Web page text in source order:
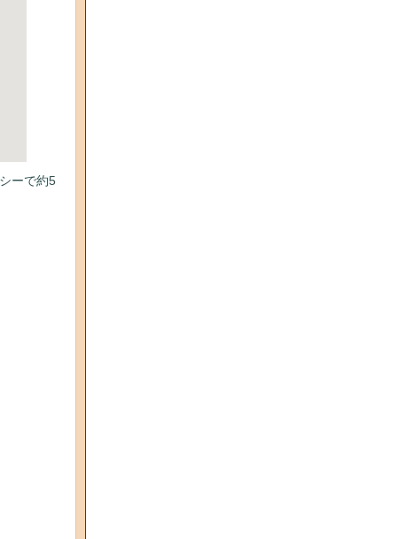
ーで約5